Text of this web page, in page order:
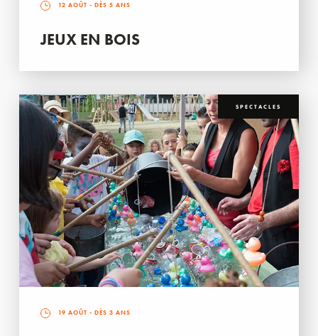
12 AOÛT - DÈS 5 ANS
JEUX EN BOIS
SPECTACLES
19 AOÛT - DÈS 3 ANS